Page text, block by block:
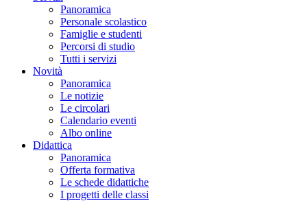
Panoramica
Personale scolastico
Famiglie e studenti
Percorsi di studio
Tutti i servizi
Novità
Panoramica
Le notizie
Le circolari
Calendario eventi
Albo online
Didattica
Panoramica
Offerta formativa
Le schede didattiche
I progetti delle classi